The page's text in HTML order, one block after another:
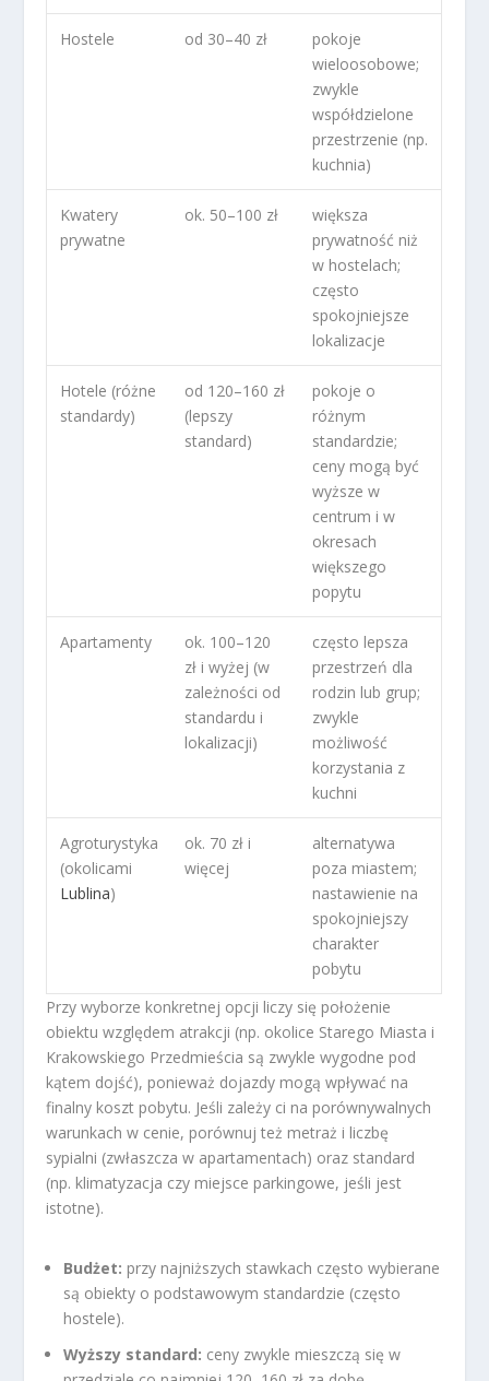
Hostele od 30–40 zł
pokoje
wieloosobowe;
zwykle
współdzielone
przestrzenie (np.
kuchnia)
Kwatery
prywatne
ok. 50–100 zł
większa
prywatność niż
w hostelach;
często
spokojniejsze
lokalizacje
Hotele (różne
standardy)
od 120–160 zł
(lepszy
standard)
pokoje o
różnym
standardzie;
ceny mogą być
wyższe w
centrum i w
okresach
większego
popytu
Apartamenty
ok. 100–120
zł i wyżej (w
zależności od
standardu i
lokalizacji)
często lepsza
przestrzeń dla
rodzin lub grup;
zwykle
możliwość
korzystania z
kuchni
Agroturystyka
(okolicami
Lublina)
ok. 70 zł i
więcej
alternatywa
poza miastem;
nastawienie na
spokojniejszy
charakter
pobytu
Przy wyborze konkretnej opcji liczy się położenie
obiektu względem atrakcji (np. okolice Starego Miasta i
Krakowskiego Przedmieścia są zwykle wygodne pod
kątem dojść), ponieważ dojazdy mogą wpływać na
finalny koszt pobytu. Jeśli zależy ci na porównywalnych
warunkach w cenie, porównuj też metraż i liczbę
sypialni (zwłaszcza w apartamentach) oraz standard
(np. klimatyzacja czy miejsce parkingowe, jeśli jest
istotne).
Budżet: przy najniższych stawkach często wybierane
są obiekty o podstawowym standardzie (często
hostele).
Wyższy standard: ceny zwykle mieszczą się w